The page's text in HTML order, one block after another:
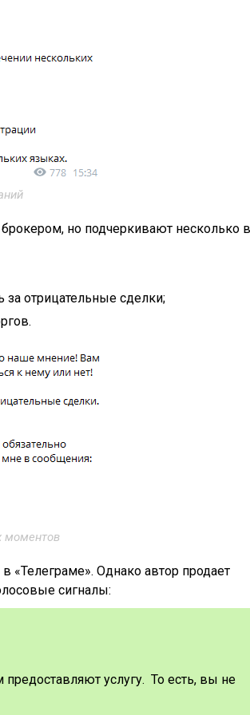
но подчеркивают несколько
за отрицательные сделки;
моментов
«Телеграме». Однако автор продает
сигналы:
предоставляют услугу. То есть, вы не